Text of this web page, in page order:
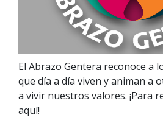
El Abrazo Gentera reconoce a
que día a día viven y animan a
a vivir nuestros valores. ¡Para
aquí!